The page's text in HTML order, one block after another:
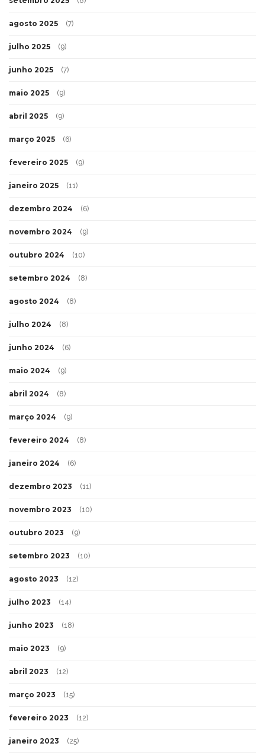
agosto 2025 (7)
julho 2025 (9)
junho 2025 (7)
maio 2025 (9)
abril 2025 (9)
março 2025 (6)
fevereiro 2025 (9)
janeiro 2025 (11)
dezembro 2024 (6)
novembro 2024 (9)
outubro 2024 (10)
setembro 2024 (8)
agosto 2024 (8)
julho 2024 (8)
junho 2024 (6)
maio 2024 (9)
abril 2024 (8)
março 2024 (9)
fevereiro 2024 (8)
janeiro 2024 (6)
dezembro 2023 (11)
novembro 2023 (10)
outubro 2023 (9)
setembro 2023 (10)
agosto 2023 (12)
julho 2023 (14)
junho 2023 (18)
maio 2023 (9)
abril 2023 (12)
março 2023 (15)
fevereiro 2023 (12)
janeiro 2023 (25)